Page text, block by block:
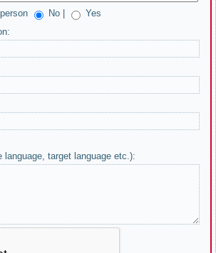
No |
Yes
target language etc.):